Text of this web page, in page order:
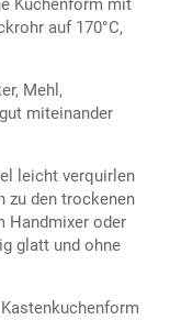
Kuchenform mit
auf 170°C,
Mehl,
miteinander
leicht verquirlen
zu den trockenen
Handmixer oder
glatt und ohne